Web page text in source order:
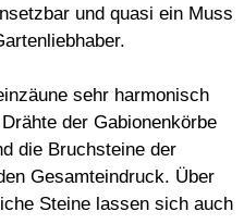
und quasi ein Muss
sehr harmonisch
der Gabionenkörbe
die Bruchsteine der
Gesamteindruck. Über
Steine lassen sich auch